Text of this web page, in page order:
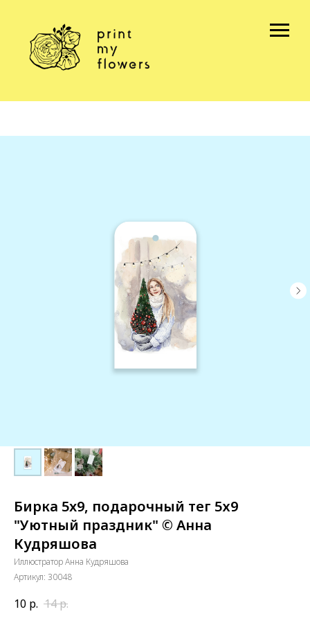
Бирка 5x9, подарочный тег 5х9
"Уютный праздник" © Анна
Кудряшова
Иллюстратор Анна Кудряшова
Артикул: 30048
10 р. 14р.